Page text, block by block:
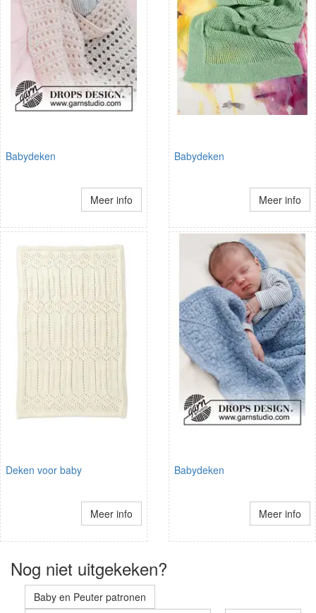
Babydeken
Meer info
Babydeken
Meer info
Deken voor baby
Meer info
Babydeken
Meer info
Nog niet uitgekeken?
Baby en Peuter patronen